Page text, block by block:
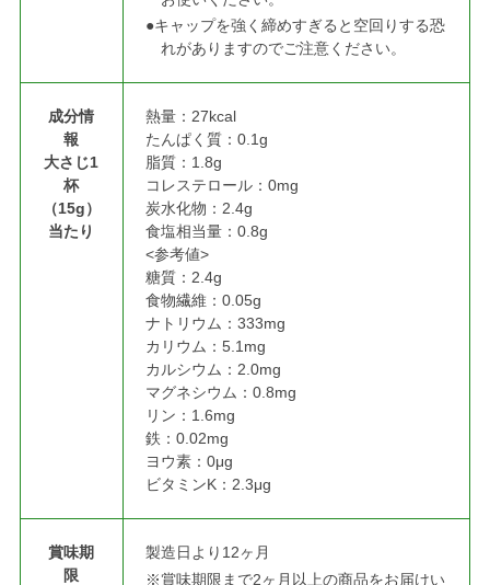
●キャップを強く締めすぎると空回りする恐
れがありますのでご注意ください。
成分情
報
大さじ1
杯
（15g）
当たり
熱量：27kcal
たんぱく質：0.1g
脂質：1.8g
コレステロール：0mg
炭水化物：2.4g
食塩相当量：0.8g
<参考値>
糖質：2.4g
食物繊維：0.05g
ナトリウム：333mg
カリウム：5.1mg
カルシウム：2.0mg
マグネシウム：0.8mg
リン：1.6mg
鉄：0.02mg
ヨウ素：0μg
ビタミンK：2.3μg
賞味期
限
製造日より12ヶ月
※賞味期限まで2ヶ月以上の商品をお届けい